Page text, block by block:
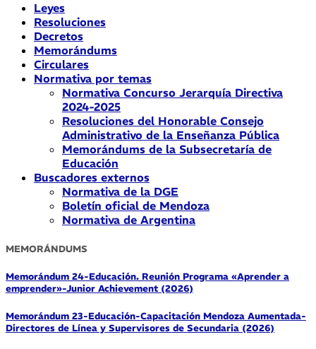
Leyes
Resoluciones
Decretos
Memorándums
Circulares
Normativa por temas
Normativa Concurso Jerarquía Directiva
2024-2025
Resoluciones del Honorable Consejo
Administrativo de la Enseñanza Pública
Memorándums de la Subsecretaría de
Educación
Buscadores externos
Normativa de la DGE
Boletín oficial de Mendoza
Normativa de Argentina
MEMORÁNDUMS
Memorándum 24-Educación. Reunión Programa «Aprender a
emprender»-Junior Achievement (2026)
Memorándum 23-Educación-Capacitación Mendoza Aumentada-
Directores de Línea y Supervisores de Secundaria (2026)